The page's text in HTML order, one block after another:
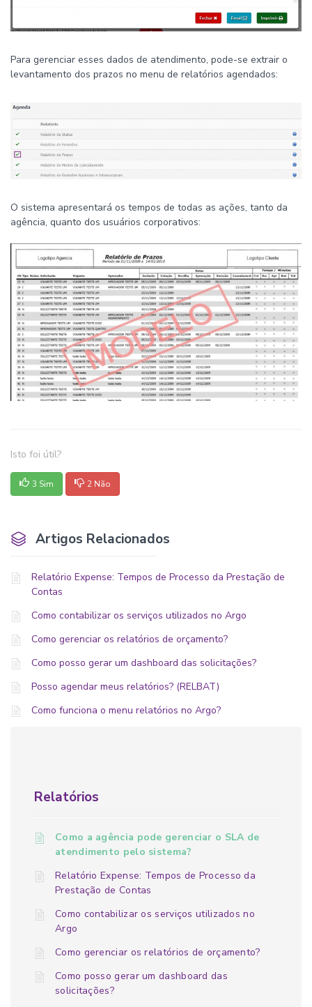
Para gerenciar esses dados de atendimento, pode-se extrair o
levantamento dos prazos no menu de relatórios agendados:
O sistema apresentará os tempos de todas as ações, tanto da
agência, quanto dos usuários corporativos:
Isto foi útil?
3 Sim 2 Não
Artigos Relacionados
Relatório Expense: Tempos de Processo da Prestação de
Contas
Como contabilizar os serviços utilizados no Argo
Como gerenciar os relatórios de orçamento?
Como posso gerar um dashboard das solicitações?
Posso agendar meus relatórios? (RELBAT)
Como funciona o menu relatórios no Argo?
Relatórios
Como a agência pode gerenciar o SLA de
atendimento pelo sistema?
Relatório Expense: Tempos de Processo da
Prestação de Contas
Como contabilizar os serviços utilizados no
Argo
Como gerenciar os relatórios de orçamento?
Como posso gerar um dashboard das
solicitações?